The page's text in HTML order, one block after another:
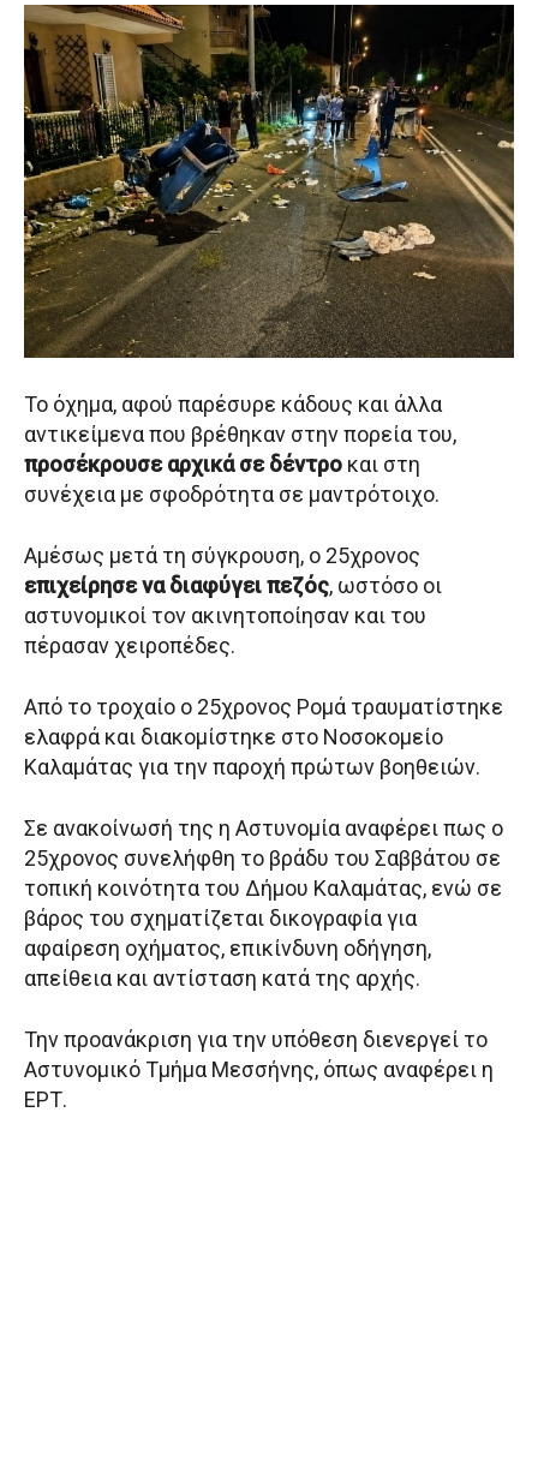
Το όχημα, αφού παρέσυρε κάδους και άλλα
αντικείμενα που βρέθηκαν στην πορεία του,
προσέκρουσε αρχικά σε δέντρο και στη
συνέχεια με σφοδρότητα σε μαντρότοιχο.
Αμέσως μετά τη σύγκρουση, ο 25χρονος
επιχείρησε να διαφύγει πεζός, ωστόσο οι
αστυνομικοί τον ακινητοποίησαν και του
πέρασαν χειροπέδες.
Από το τροχαίο ο 25χρονος Ρομά τραυματίστηκε
ελαφρά και διακομίστηκε στο Νοσοκομείο
Καλαμάτας για την παροχή πρώτων βοηθειών.
Σε ανακοίνωσή της η Αστυνομία αναφέρει πως ο
25χρονος συνελήφθη το βράδυ του Σαββάτου σε
τοπική κοινότητα του Δήμου Καλαμάτας, ενώ σε
βάρος του σχηματίζεται δικογραφία για
αφαίρεση οχήματος, επικίνδυνη οδήγηση,
απείθεια και αντίσταση κατά της αρχής.
Την προανάκριση για την υπόθεση διενεργεί το
Αστυνομικό Τμήμα Μεσσήνης, όπως αναφέρει η
ΕΡΤ.